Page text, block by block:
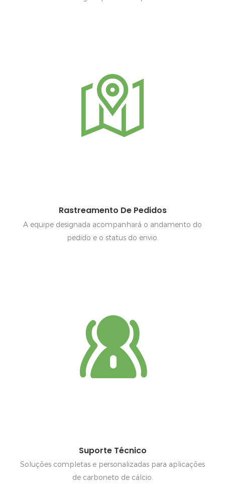
Rastreamento De Pedidos
A equipe designada acompanhará o andamento do
pedido e o status do envio.
Suporte Técnico
Soluções completas e personalizadas para aplicações
de carboneto de cálcio.